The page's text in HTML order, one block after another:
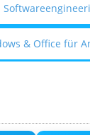
& Office für